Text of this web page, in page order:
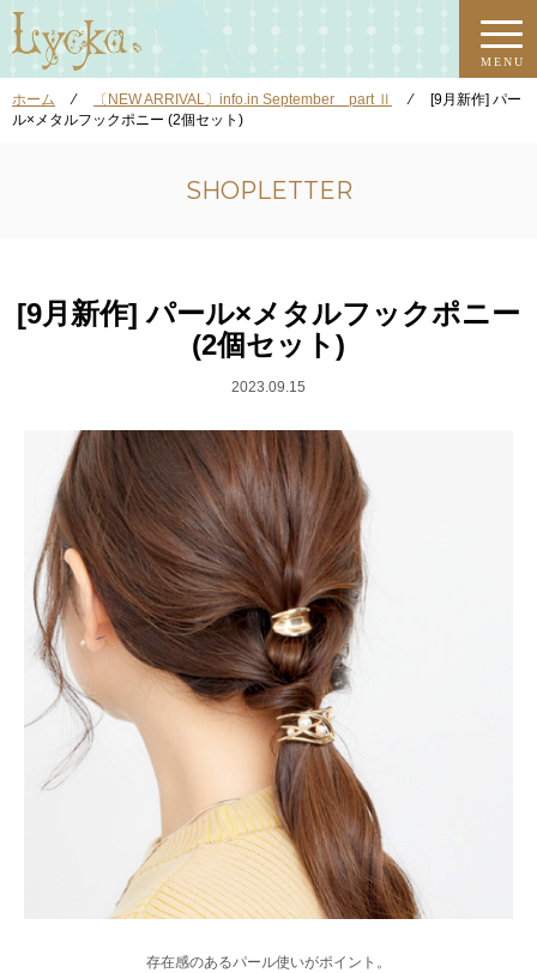
MENU
ホーム ⁄ 〔NEW ARRIVAL〕info.in September part Ⅱ ⁄
[9月新作] パー
ル×メタルフックポニー (2個セット)
SHOPLETTER
[9月新作] パール×メタルフックポニー
(2個セット)
2023.09.15
存在感のあるパール使いがポイント。